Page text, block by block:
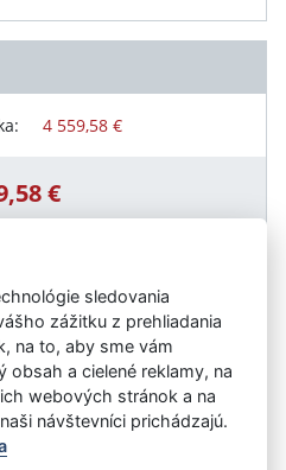
4 559,58 €
€
KSK s.r.o.
sledovania
zážitku z prehliadania
na to, aby sme vám
obsah a cielené reklamy, na
webových stránok a na
návštevníci prichádzajú.